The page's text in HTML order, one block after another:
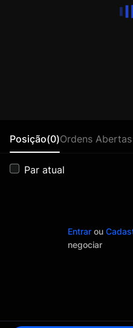
Posição(0)Ordens Abertas
Par atual
Entrar ou
negociar